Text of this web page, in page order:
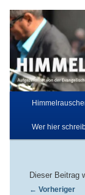
primären
Inhalt
springen
Aufgezeichnet
Hauptmenü
Wer hier
Dieser Beitrag
← Vorheriger